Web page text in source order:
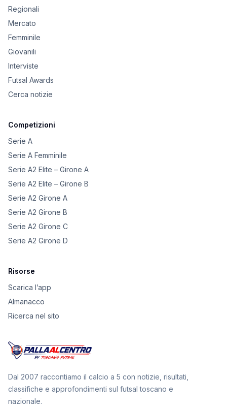
Regionali
Mercato
Femminile
Giovanili
Interviste
Futsal Awards
Cerca notizie
Competizioni
Serie A
Serie A Femminile
Serie A2 Elite – Girone A
Serie A2 Elite – Girone B
Serie A2 Girone A
Serie A2 Girone B
Serie A2 Girone C
Serie A2 Girone D
Risorse
Scarica l’app
Almanacco
Ricerca nel sito
Dal 2007 raccontiamo il calcio a 5 con notizie, risultati,
classifiche e approfondimenti sul futsal toscano e
nazionale.